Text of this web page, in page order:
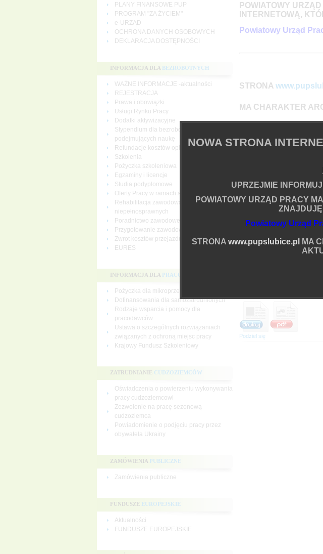
PLANY FINANSOWE PUP
PROGRAM "ZA ŻYCIEM"
e-URZĄD
OCHRONA DANYCH OSOBOWYCH
DEKLARACJA DOSTĘPNOŚCI
INFORMACJA DLA BEZROBOTNYCH
WAŻNE INFORMACJE -aktualności
REJESTRACJA
Prawa i obowiązki
Usługi Rynku Pracy
Dodatki aktywizacyjne
Stypendium dla bezrobotnych
podejmujących naukę
Refundacje kosztów opieki nad dzieckiem
Szkolenia
Pożyczka szkoleniowa
Egzaminy i licencje
Studia podyplomowe
Oferty Pracy w ramach sieci EURES
Rehabilitacja zawodowa osób
niepełnosprawnych
Poradnictwo zawodowe
Przygotowanie zawodowe dorosłych
Zwrot kosztów przejazdu i zakwaterowania
EURES
INFORMACJA DLA PRACODAWCÓW
Pożyczka dla mikroprzedsiębiorców
Dofinansowania dla samozatrudnionych
Rodzaje wsparcia i pomocy dla
pracodawców
Ustawa o szczególnych rozwiązaniach
związanych z ochroną miejsc pracy
Krajowy Fundusz Szkoleniowy
ZATRUDNIANIE CUDZOZIEMCÓW
Oświadczenia o powierzeniu wykonywania
pracy cudzoziemcowi
Zezwolenie na pracę sezonową
cudzoziemca
Powiadomienie o podjęciu pracy przez
obywatela Ukrainy
ZAMÓWIENIA PUBLICZNE
Zamówienia publiczne
FUNDUSZE EUROPEJSKIE
Aktualności
FUNDUSZE EUROPEJSKIE
POWIATOWY
INTERNETOWĄ,
Powiatowy Urząd
STRONA
MA CHARAKTER
Data powstania:
Data ostatniej modyfikacji:
Więcej
Podziel się
NOWA STRONA
UPRZEJMIE
POWIATOWY URZĄD PRACY
ZNAJDUJĘ
Powiatowy Urząd
STRONA www.pupslubice.pl
MA